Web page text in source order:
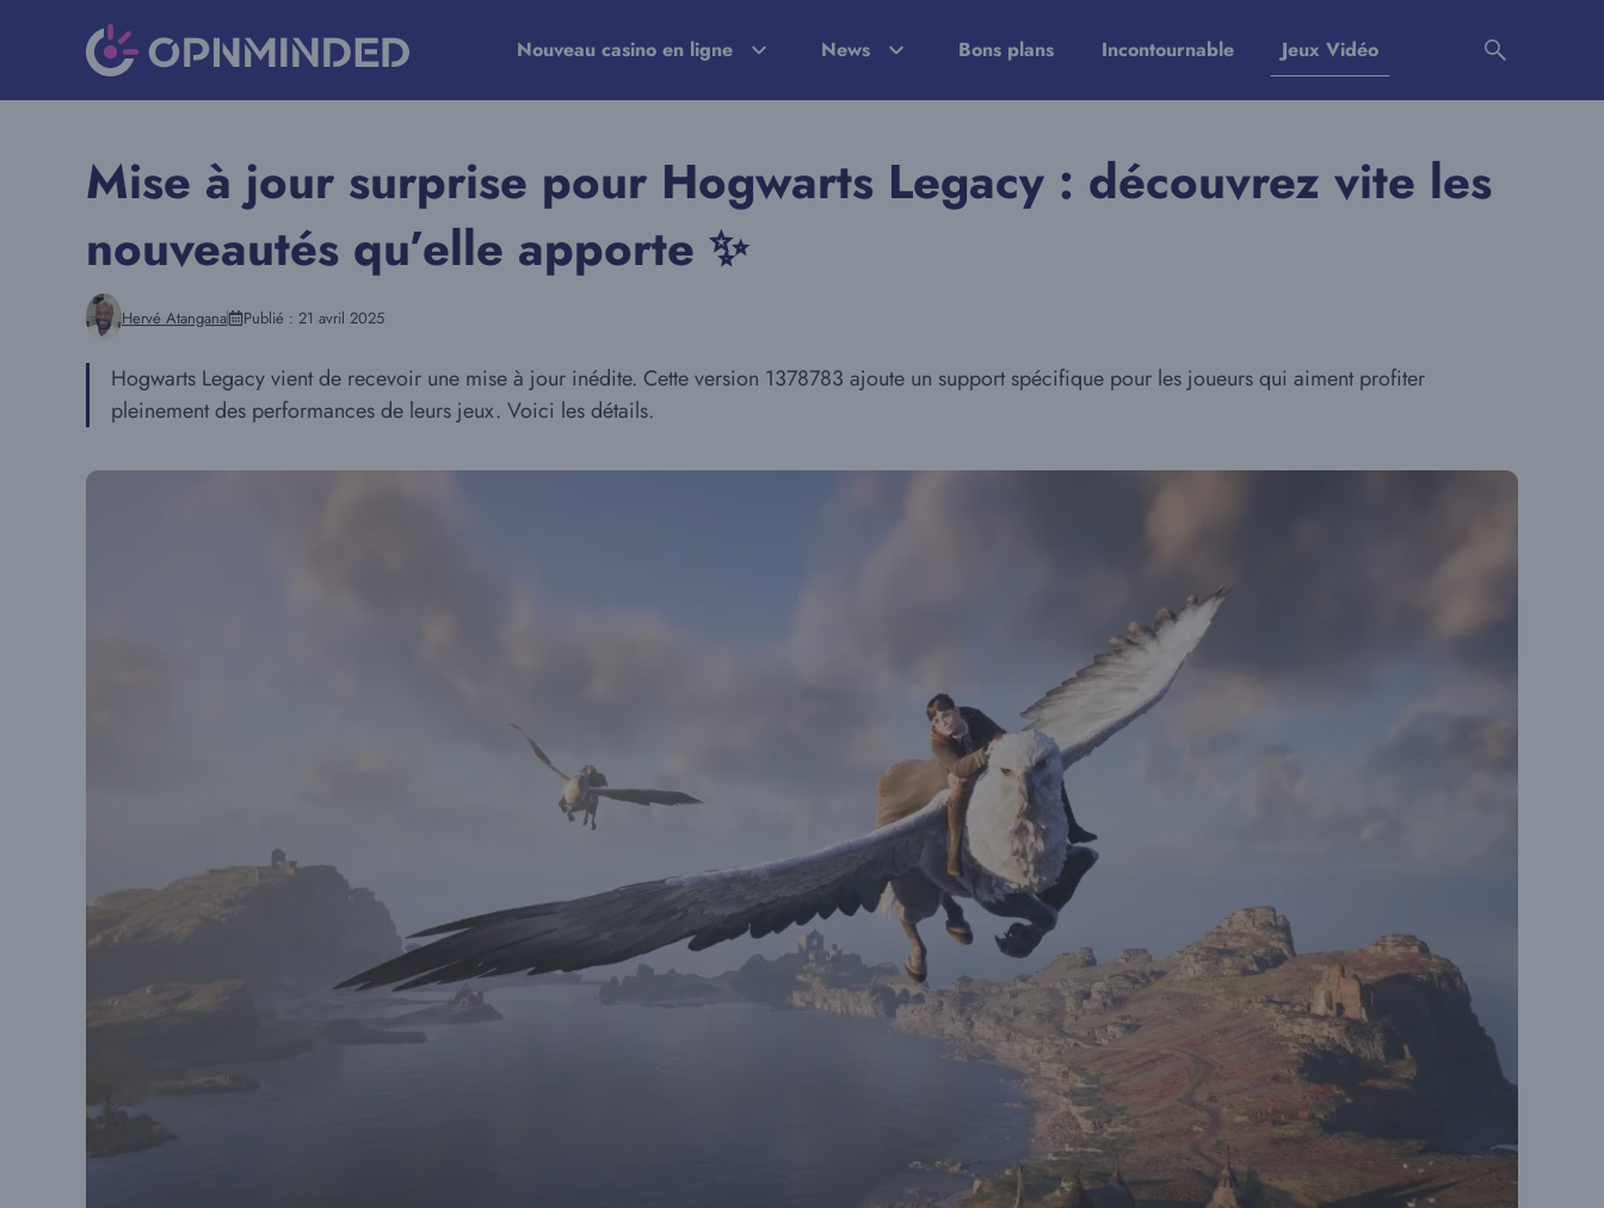
Nouveau casino en ligne News Bons plans Incontournable Jeux Vidéo
Mise à jour surprise pour Hogwarts Legacy : découvrez vite les
nouveautés qu’elle apporte ✨
Hervé Atangana Publié : 21 avril 2025
Hogwarts Legacy vient de recevoir une mise à jour inédite. Cette version 1378783 ajoute un support spécifique pour les joueurs qui aiment profiter
pleinement des performances de leurs jeux. Voici les détails.